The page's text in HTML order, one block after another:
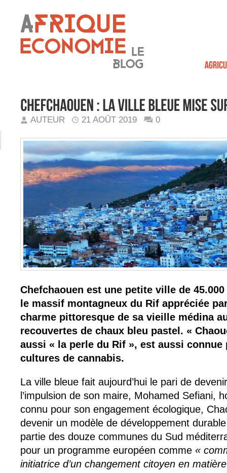
AUTEUR 21 AOÛT 2019 0
Chefchaouen est une petite ville de
le massif montagneux du Rif appréciée
charme pittoresque de sa vieille médina
recouvertes de chaux bleu pastel. «
aussi « la perle du Rif », est aussi
cultures de cannabis.
La ville bleue fait aujourd’hui le pari de
l’impulsion de son maire, Mohamed Sefiani,
connu pour son engagement écologique,
devenir un modèle de développement
partie des douze communes du Sud
pour un programme européen comme «
initiatrice d’un changement citoyen en